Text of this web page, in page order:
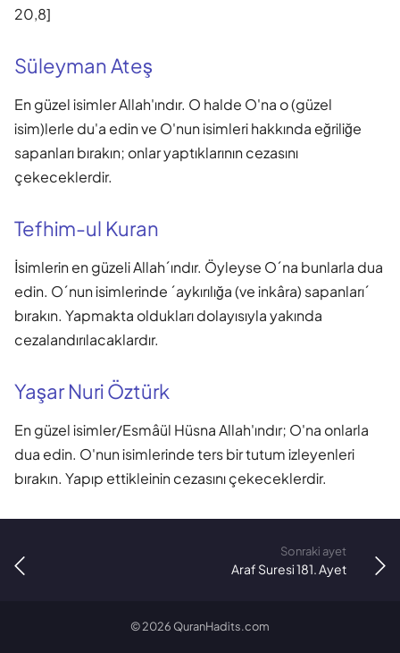
20,8]
Süleyman Ateş
En güzel isimler Allah'ındır. O halde O'na o (güzel
isim)lerle du'a edin ve O'nun isimleri hakkında eğriliğe
sapanları bırakın; onlar yaptıklarının cezasını
çekeceklerdir.
Tefhim-ul Kuran
İsimlerin en güzeli Allah´ındır. Öyleyse O´na bunlarla dua
edin. O´nun isimlerinde ´aykırılığa (ve inkâra) sapanları´
bırakın. Yapmakta oldukları dolayısıyla yakında
cezalandırılacaklardır.
Yaşar Nuri Öztürk
En güzel isimler/Esmâül Hüsna Allah'ındır; O'na onlarla
dua edin. O'nun isimlerinde ters bir tutum izleyenleri
bırakın. Yapıp ettikleinin cezasını çekeceklerdir.
Sonraki ayet
Araf Suresi 181. Ayet
©2026 QuranHadits.com